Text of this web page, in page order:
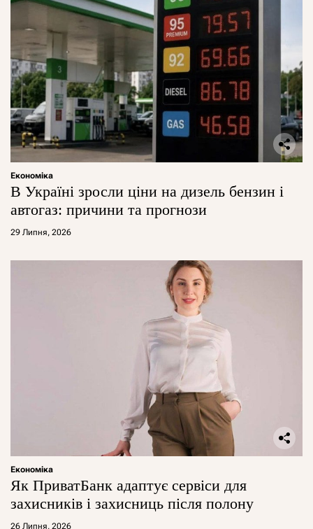
Економіка
В Україні зросли ціни на дизель бензин і
автогаз: причини та прогнози
29 Липня, 2026
Економіка
Як ПриватБанк адаптує сервіси для
захисників і захисниць після полону
26 Липня, 2026